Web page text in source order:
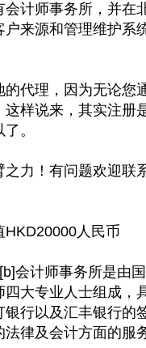
计师事务所，并在
来源和管理维护系
代理，因为无论您
样说来，其实注册
。
力！有问题欢迎联
人民币
会计师事务所是由
大专业人士组成，
行以及汇丰银行的
律及会计方面的服